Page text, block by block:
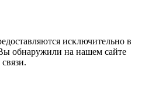
исключительно в
обнаружили на нашем сайте